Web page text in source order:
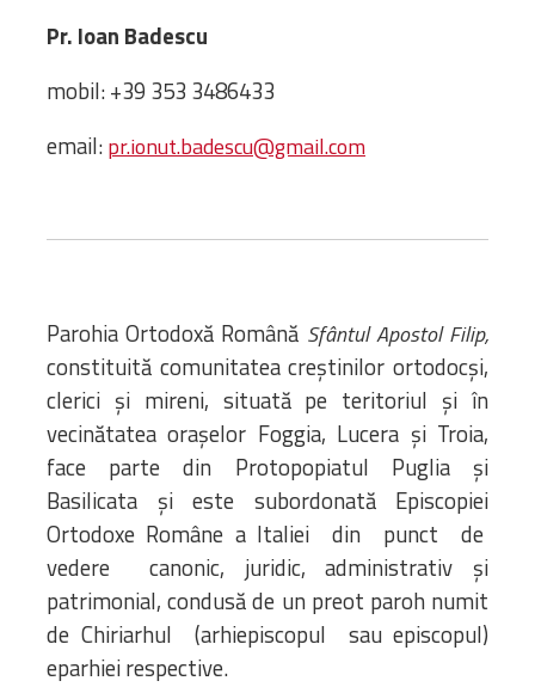
Parohiilor
CONTATTI
Pr. Ioan Badescu
mobil: +39 353 3486433
email:pr.ionut.badescu@gmail.com
Parohia Ortodoxă Română Sfântul Apostol Filip,
constituită comunitatea creștinilor ortodocși,
clerici și mireni, situată pe teritoriul și în
vecinătatea orașelor Foggia, Lucera și Troia,
face parte din Protopopiatul Puglia și
Basilicata și este subordonată Episcopiei
Ortodoxe Române a Italiei din punct de
vedere canonic, juridic, administrativ și
patrimonial, condusă de un preot paroh numit
de Chiriarhul (arhiepiscopul sau episcopul)
eparhiei respective.